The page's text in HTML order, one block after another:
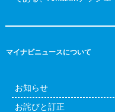
マイナビニュースについて
お知らせ
お詫びと訂正